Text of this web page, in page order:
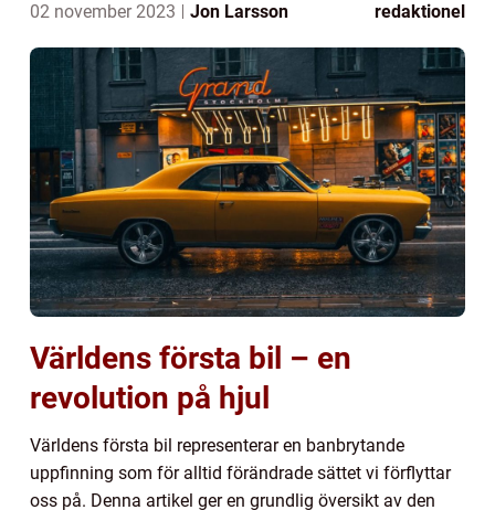
02 november 2023 Jon Larsson redaktionel
Världens första bil – en
revolution på hjul
Världens första bil representerar en banbrytande
uppfinning som för alltid förändrade sättet vi förflyttar
oss på. Denna artikel ger en grundlig översikt av den